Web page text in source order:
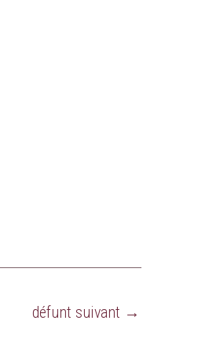
défunt suivant →